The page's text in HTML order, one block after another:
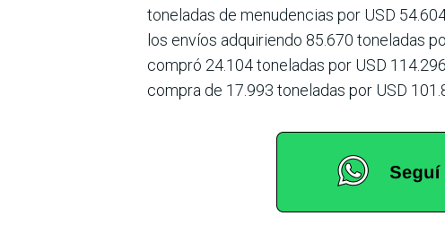
toneladas de menudencias por USD
los envíos adqui­riendo 85.670 toneladas
compró 24.104 toneladas por USD
compra de 17.993 toneladas por USD